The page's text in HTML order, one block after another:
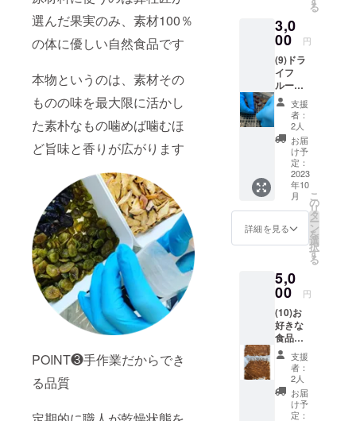
選んだ果実のみ、素材100％
の体に優しい自然食品です
本物というのは、素材その
ものの味を最大限に活かし
た素朴なもの噛めば噛むほ
ど旨味と香りが広がります
POINT❸手作業だからでき
る品質
る
3,0
00 円
(9)ドラ
イフ
ルーツ
づくり2
時間
（加工
の一
部、乾
燥時の
裏返し
作業)
カット
した果
物を乾
燥用の
網の上
る作
業、乾
燥され
た製品
のパッ
キン
グ、で
きたて
の乾燥
した果
物を直
接手に
支援
者：
2人
お届
け予
定：
2023
年10
月
詳細を見る
こ
の
リ
タ
ー
ン
を
選
択
す
る
5,0
00 円
(10)お
好きな
食品を
乾燥
（お送
りいた
だいた
ものを
5kgまで
支援
者：
2人
お届
け予
定：